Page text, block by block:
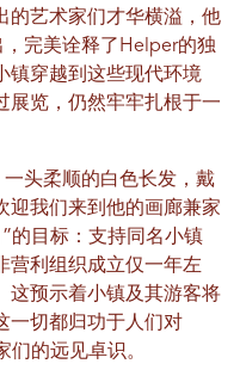
的艺术家们才华横溢，他
完美诠释了Helper的独
镇穿越到这些现代环境
展览，仍然牢牢扎根于一
一头柔顺的白色长发，戴
迎我们来到他的画廊兼家
的目标：支持同名小镇
营利组织成立仅一年左
这预示着小镇及其游客将
一切都归功于人们对
的远见卓识。